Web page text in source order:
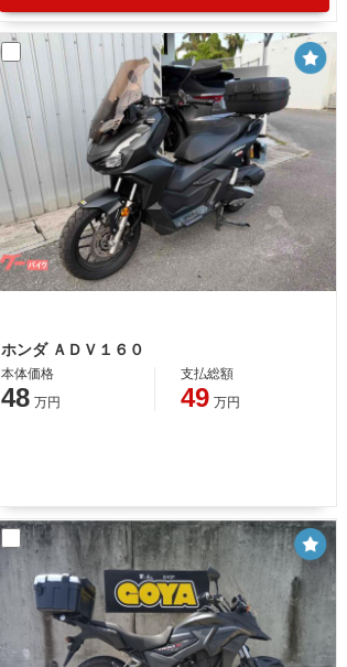
ホンダ ＡＤＶ１６０
本体価格
48 万円
支払総額
49 万円